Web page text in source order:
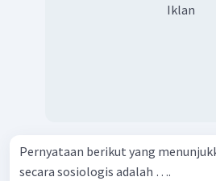
Iklan
Pernyataan berikut yang
secara sosiologis adalah ….